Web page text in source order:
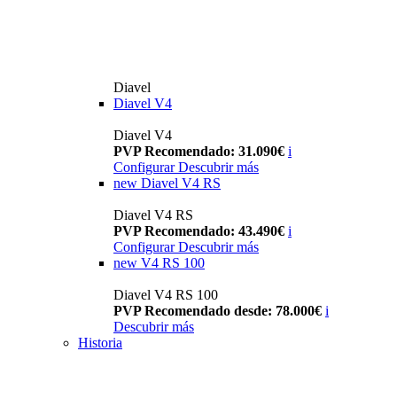
Diavel
Diavel V4
Diavel V4
PVP Recomendado: 31.090€ i
Configurar Descubrir más
new Diavel V4 RS
Diavel V4 RS
PVP Recomendado: 43.490€ i
Configurar Descubrir más
new V4 RS 100
Diavel V4 RS 100
PVP Recomendado desde: 78.000€ i
Descubrir más
Historia